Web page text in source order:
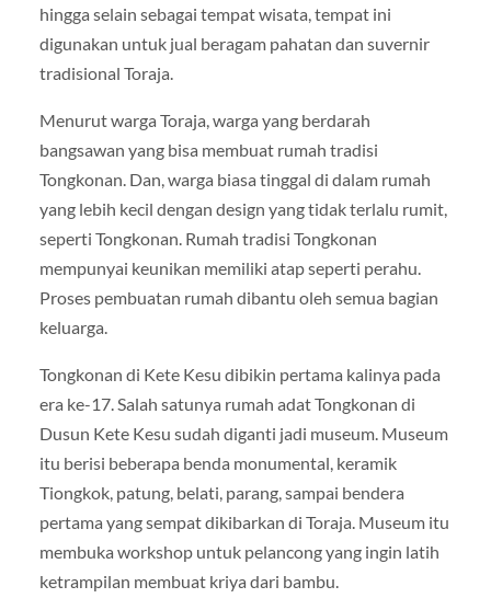
hingga selain sebagai tempat wisata, tempat ini
digunakan untuk jual beragam pahatan dan suvernir
tradisional Toraja.
Menurut warga Toraja, warga yang berdarah
bangsawan yang bisa membuat rumah tradisi
Tongkonan. Dan, warga biasa tinggal di dalam rumah
yang lebih kecil dengan design yang tidak terlalu rumit,
seperti Tongkonan. Rumah tradisi Tongkonan
mempunyai keunikan memiliki atap seperti perahu.
Proses pembuatan rumah dibantu oleh semua bagian
keluarga.
Tongkonan di Kete Kesu dibikin pertama kalinya pada
era ke-17. Salah satunya rumah adat Tongkonan di
Dusun Kete Kesu sudah diganti jadi museum. Museum
itu berisi beberapa benda monumental, keramik
Tiongkok, patung, belati, parang, sampai bendera
pertama yang sempat dikibarkan di Toraja. Museum itu
membuka workshop untuk pelancong yang ingin latih
ketrampilan membuat kriya dari bambu.